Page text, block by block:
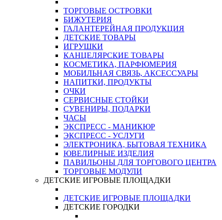
ТОРГОВЫЕ ОСТРОВКИ
БИЖУТЕРИЯ
ГАЛАНТЕРЕЙНАЯ ПРОДУКЦИЯ
ДЕТСКИЕ ТОВАРЫ
ИГРУШКИ
КАНЦЕЛЯРСКИЕ ТОВАРЫ
КОСМЕТИКА, ПАРФЮМЕРИЯ
МОБИЛЬНАЯ СВЯЗЬ, АКСЕССУАРЫ
НАПИТКИ, ПРОДУКТЫ
ОЧКИ
СЕРВИСНЫЕ СТОЙКИ
СУВЕНИРЫ, ПОДАРКИ
ЧАСЫ
ЭКСПРЕСС - МАНИКЮР
ЭКСПРЕСС - УСЛУГИ
ЭЛЕКТРОНИКА, БЫТОВАЯ ТЕХНИКА
ЮВЕЛИРНЫЕ ИЗДЕЛИЯ
ПАВИЛЬОНЫ ДЛЯ ТОРГОВОГО ЦЕНТРА
ТОРГОВЫЕ МОДУЛИ
ДЕТСКИЕ ИГРОВЫЕ ПЛОЩАДКИ
ДЕТСКИЕ ИГРОВЫЕ ПЛОЩАДКИ
ДЕТСКИЕ ГОРОДКИ